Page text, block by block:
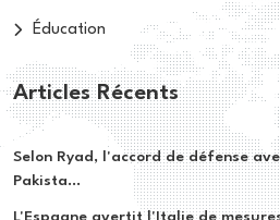
Éducation
Articles Récents
Selon Ryad, l'accord de défense
Pakista...
L'Espagne avertit l'Italie de